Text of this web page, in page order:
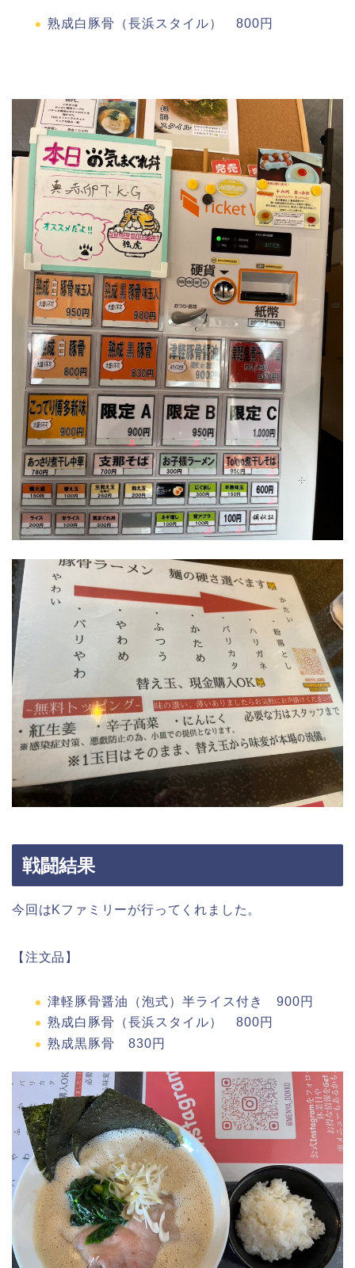
熟成白豚骨（長浜スタイル） 800円
戦闘結果
今回はKファミリーが行ってくれました。
【注文品】
津軽豚骨醤油（泡式）半ライス付き 900円
熟成白豚骨（長浜スタイル） 800円
熟成黒豚骨 830円